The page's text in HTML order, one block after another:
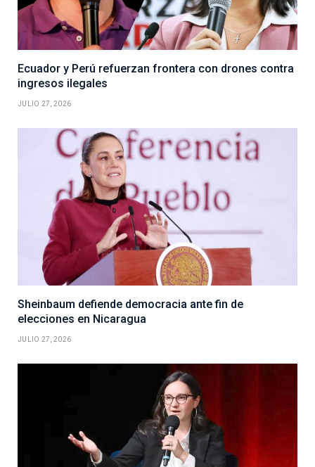
Ecuador y Perú refuerzan frontera con drones contra
ingresos ilegales
JULIO 27, 2026
Sheinbaum defiende democracia ante fin de
elecciones en Nicaragua
JULIO 27, 2026